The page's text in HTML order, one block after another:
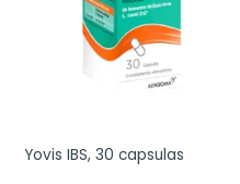
Yovis IBS, 30 capsulas